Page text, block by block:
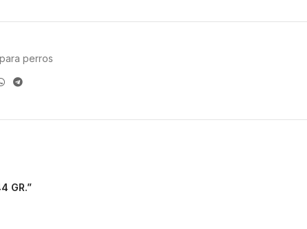
perros
GR.”